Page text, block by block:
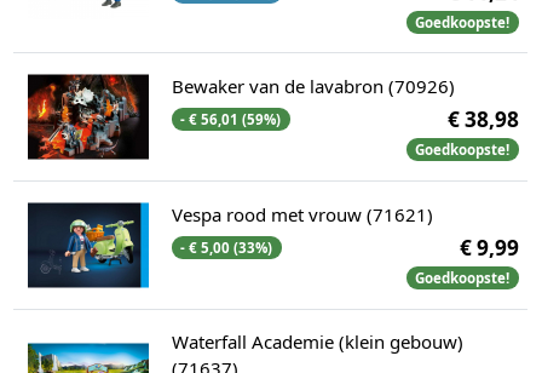
Goedkoopste!
Bewaker van de lavabron (70926)
- € 56,01 (59%) € 38,98
Goedkoopste!
Vespa rood met vrouw (71621)
- € 5,00 (33%) € 9,99
Goedkoopste!
Waterfall Academie (klein gebouw)